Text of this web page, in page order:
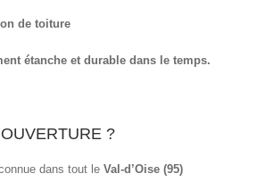
de toiture
étanche et durable dans le temps.
?
dans tout le Val-d’Oise (95)